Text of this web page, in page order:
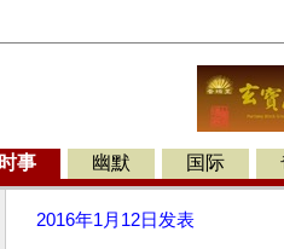
时事 幽默 国际
2016年1月12日 发表